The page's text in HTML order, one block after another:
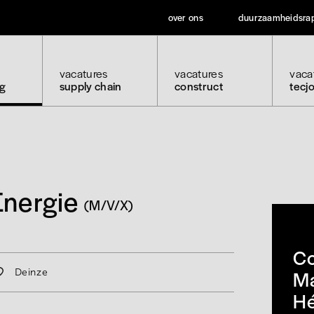
over ons
vacatures
supply chain
vacatures
construct
(M/V/X)
Deinze